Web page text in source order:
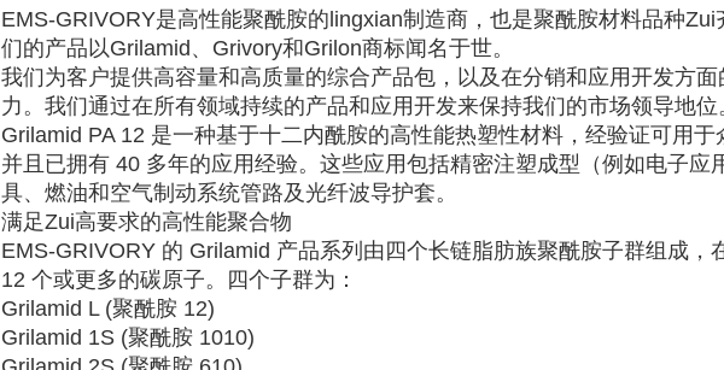
EMS-GRIVORY是高性能聚酰胺的lingxian制造商，也是聚酰胺材料品种Zui
们的产品以Grilamid、Grivory和Grilon商标闻名于世。
我们为客户提供高容量和高质量的综合产品包，以及在分销和应用开发方
力。我们通过在所有领域持续的产品和应用开发来保持我们的市场领导地位
Grilamid PA 12 是一种基于十二内酰胺的高性能热塑性材料，经验证可用
并且已拥有 40 多年的应用经验。这些应用包括精密注塑成型（例如电子应
具、燃油和空气制动系统管路及光纤波导护套。
满足Zui高要求的高性能聚合物
EMS-GRIVORY 的 Grilamid 产品系列由四个长链脂肪族聚酰胺子群组成，
12 个或更多的碳原子。四个子群为：
Grilamid L (聚酰胺 12)
Grilamid 1S (聚酰胺 1010)